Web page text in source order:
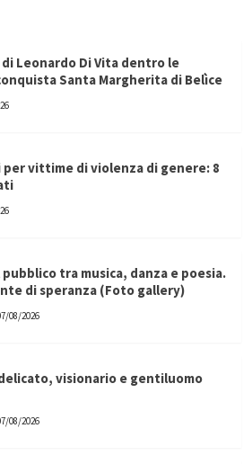
Leonardo Di Vita dentro le
Santa Margherita di Belìce
vittime di violenza di genere: 8
tra musica, danza e poesia.
di speranza (Foto gallery)
08/2026
visionario e gentiluomo
08/2026